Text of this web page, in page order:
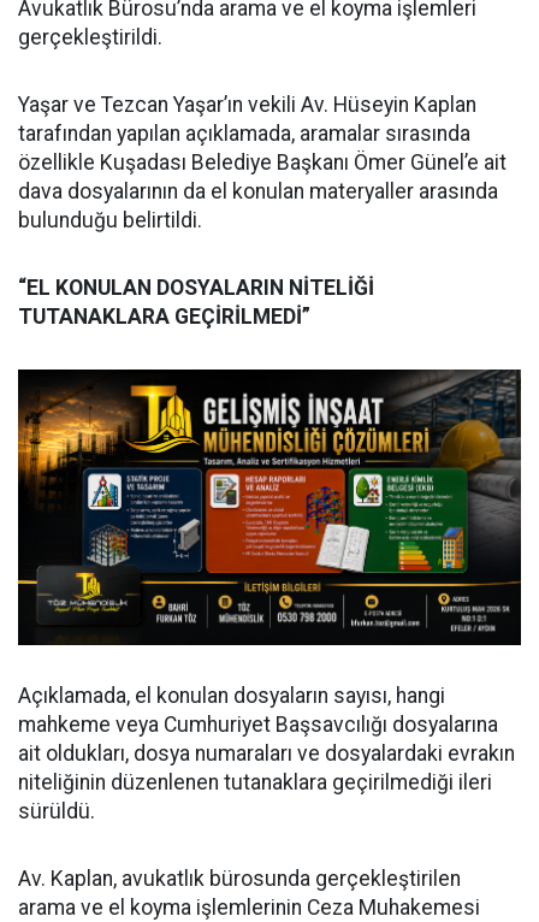
Avukatlık Bürosu’nda arama ve el koyma işlemleri
gerçekleştirildi.
Yaşar ve Tezcan Yaşar’ın vekili Av. Hüseyin Kaplan
tarafından yapılan açıklamada, aramalar sırasında
özellikle Kuşadası Belediye Başkanı Ömer Günel’e ait
dava dosyalarının da el konulan materyaller arasında
bulunduğu belirtildi.
“EL KONULAN DOSYALARIN NİTELİĞİ
TUTANAKLARA GEÇİRİLMEDİ”
Açıklamada, el konulan dosyaların sayısı, hangi
mahkeme veya Cumhuriyet Başsavcılığı dosyalarına
ait oldukları, dosya numaraları ve dosyalardaki evrakın
niteliğinin düzenlenen tutanaklara geçirilmediği ileri
sürüldü.
Av. Kaplan, avukatlık bürosunda gerçekleştirilen
arama ve el koyma işlemlerinin Ceza Muhakemesi